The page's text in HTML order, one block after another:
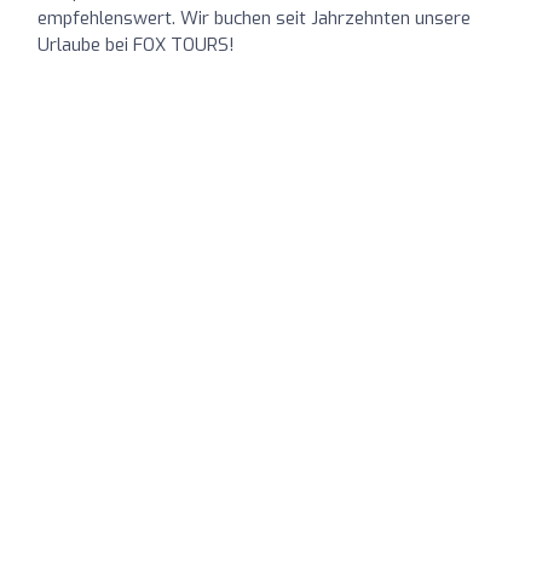
empfehlenswert. Wir buchen seit Jahrzehnten unsere
Urlaube bei FOX TOURS!